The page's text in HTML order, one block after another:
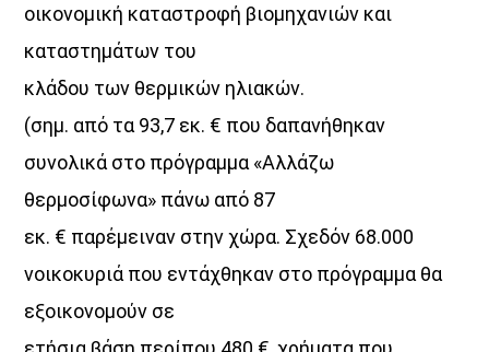
οικονομική καταστροφή βιομηχανιών και
καταστημάτων του
κλάδου των θερμικών ηλιακών.
(σημ. από τα 93,7 εκ. € που δαπανήθηκαν
συνολικά στο πρόγραμμα «Αλλάζω
θερμοσίφωνα» πάνω από 87
εκ. € παρέμειναν στην χώρα. Σχεδόν 68.000
νοικοκυριά που εντάχθηκαν στο πρόγραμμα θα
εξοικονομούν σε